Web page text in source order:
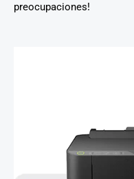
preocupaciones!​